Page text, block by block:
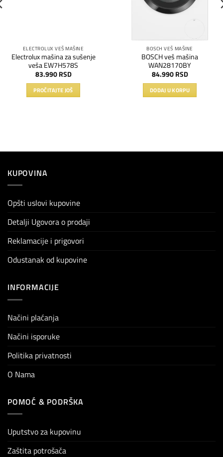
ELECTROLUX VEŠ MAŠINE
Electrolux mašina za sušenje
veša EW7H578S
83.990 RSD
PROČITAJTE JOŠ
BOSCH VEŠ MAŠINE
BOSCH veš mašina
WAN28170BY
84.990 RSD
DODAJ U KORPU
KUPOVINA
Opšti uslovi kupovine
Detalji Ugovora o prodaji
Reklamacije i prigovori
Odustanak od kupovine
INFORMACIJE
Načini plaćanja
Načini isporuke
Politika privatnosti
O Nama
POMOĆ & PODRŠKA
Uputstvo za kupovinu
Zaštita potrošača